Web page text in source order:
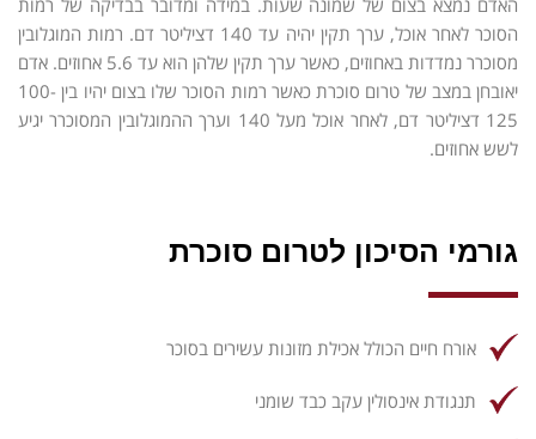
הסוכר לאחר אוכל, ערך תקין יהיה עד 140 דציליטר דם. רמות המוגלובין
מסוכרר נמדדות באחוזים, כאשר ערך תקין שלהן הוא עד 5.6 אחוזים. אדם
יאובחן במצב של טרום סוכרת כאשר רמות הסוכר שלו בצום יהיו בין 100-
125 דציליטר דם, לאחר אוכל מעל 140 וערך ההמוגלובין המסוכרר יגיע
לשש אחוזים.
גורמי הסיכון לטרום סוכרת
אורח חיים הכולל אכילת מזונות עשירים בסוכר
תנגודת אינסולין עקב כבד שומני